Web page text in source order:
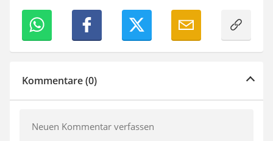
Kommentare (0)
Neuen Kommentar verfassen